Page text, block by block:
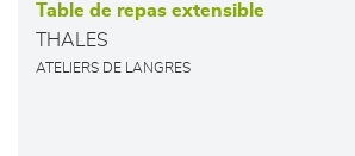
Table de repas extensible
THALES
ATELIERS DE LANGRES